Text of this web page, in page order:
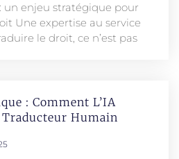
un enjeu stratégique pour
Une expertise au service
le droit, ce n’est pas
: Comment L’IA
Humain